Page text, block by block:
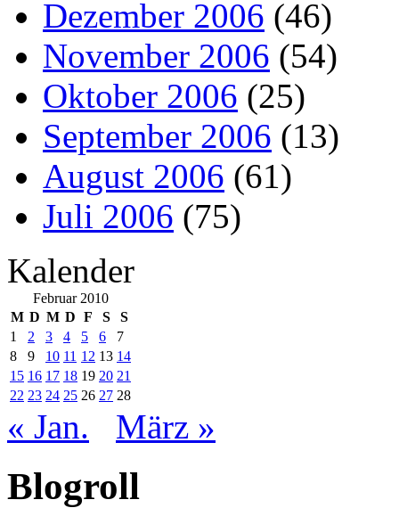
Dezember 2006 (46)
November 2006 (54)
Oktober 2006 (25)
September 2006 (13)
August 2006 (61)
Juli 2006 (75)
Kalender
Februar 2010
M D M D F S
S
1
2 3 4 5 6
7
8
9 10 11 12 13 14
15 16 17 18 19 20 21
22 23 24 25 26 27 28
« Jan. März »
Blogroll